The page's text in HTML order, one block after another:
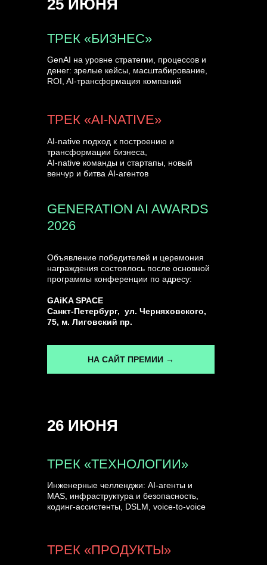
Объявление победителей и церемония
награждения состоялось после основной
программы конференции по адресу:
GAiKA SPACE
Санкт-Петербург, ул. Черняховского,
75, м. Лиговский пр.
ТРЕК «БИЗНЕС»
GENERATION AI AWARDS
2026
GenAI на уровне стратегии, процессов и
денег: зрелые кейсы, масштабирование,
ROI, AI-трансформация компаний
AI-native подход к построению и
трансформации бизнеса,
AI-native команды и стартапы, новый
венчур и битва AI-агентов
ТРЕК «AI-NATIVE»
25 ИЮНЯ
26 ИЮНЯ
ТРЕК «ПРОДУКТЫ»
Инженерные челленджи: AI-агенты и
MAS, инфраструктура и безопасность,
кодинг-ассистенты, DSLM, voice-to-voice
ТРЕК «ТЕХНОЛОГИИ»
НА САЙТ ПРЕМИИ →
УЗНАТЬ БОЛЬШЕ
ГЕНЕРАЛЬНЫЙ ИНФОПАРТНЕР
CONVERSATIONS